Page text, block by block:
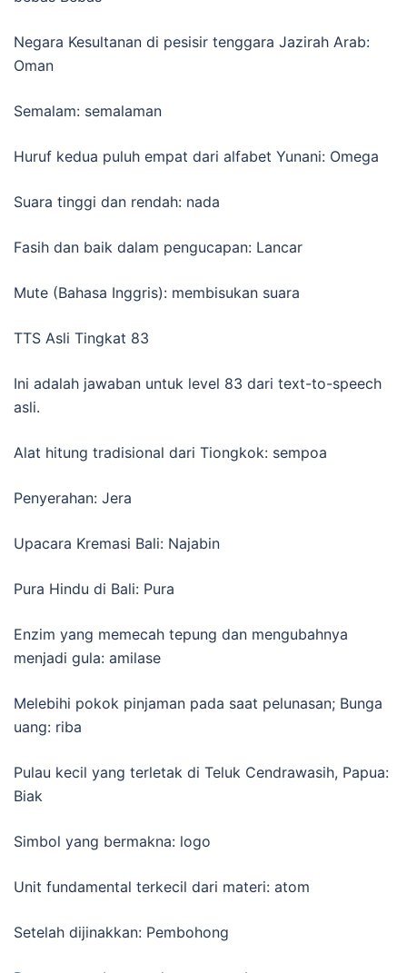
Negara Kesultanan di pesisir tenggara Jazirah Arab:
Oman
Semalam: semalaman
Huruf kedua puluh empat dari alfabet Yunani: Omega
Suara tinggi dan rendah: nada
Fasih dan baik dalam pengucapan: Lancar
Mute (Bahasa Inggris): membisukan suara
TTS Asli Tingkat 83
Ini adalah jawaban untuk level 83 dari text-to-speech
asli.
Alat hitung tradisional dari Tiongkok: sempoa
Penyerahan: Jera
Upacara Kremasi Bali: Najabin
Pura Hindu di Bali: Pura
Enzim yang memecah tepung dan mengubahnya
menjadi gula: amilase
Melebihi pokok pinjaman pada saat pelunasan; Bunga
uang: riba
Pulau kecil yang terletak di Teluk Cendrawasih, Papua:
Biak
Simbol yang bermakna: logo
Unit fundamental terkecil dari materi: atom
Setelah dijinakkan: Pembohong